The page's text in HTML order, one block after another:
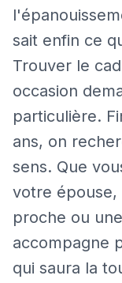
sait enfin ce
Trouver le
occasion
particulière.
ans, on
sens. Que
votre
proche ou
accompagne
qui saura la